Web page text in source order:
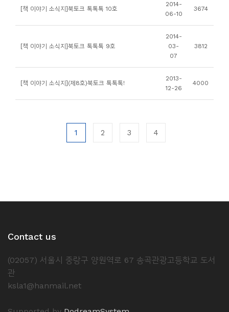
[책 이야기 소식지]북토크 톡톡톡 10호
2014-
06-10
3674
[책 이야기 소식지]북토크 톡톡톡 9호
2014-
03-
07
3812
[책 이야기 소식지](제8호)북토크 톡톡톡!
2013-
12-26
4000
1 2 3 4
Contact us
(02057) 서울시 중랑구 양원역로 67 송곡관광고등학교 도서
관
ksla1@hanmail.net